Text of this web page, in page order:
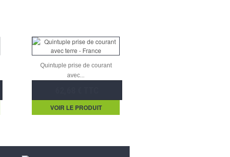
Quintuple prise de courant
avec...
VOIR LE PRODUIT